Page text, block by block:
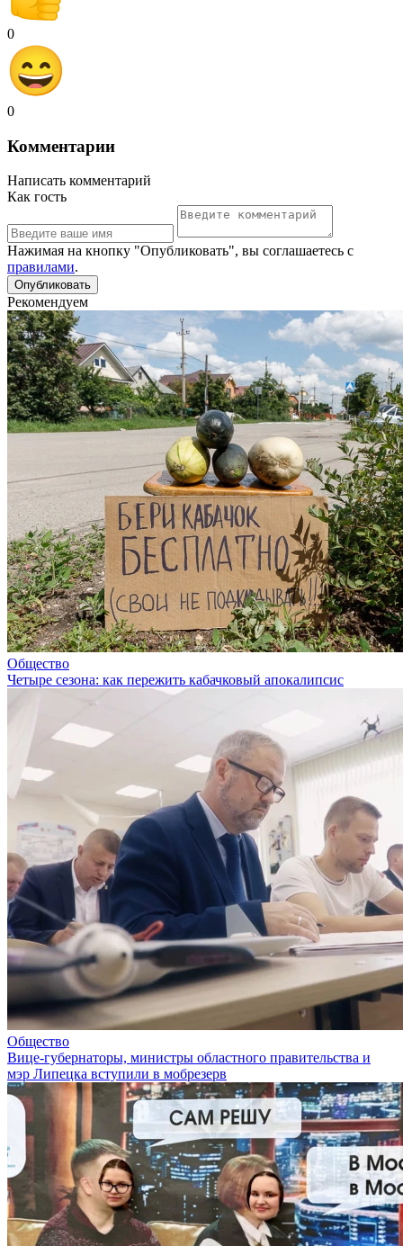
0
0
Комментарии
Написать комментарий
Как гость
Нажимая на кнопку "Опубликовать", вы соглашаетесь с
правилами.
Рекомендуем
Общество
Четыре сезона: как пережить кабачковый апокалипсис
Общество
Вице-губернаторы, министры областного правительства и
мэр Липецка вступили в мобрезерв